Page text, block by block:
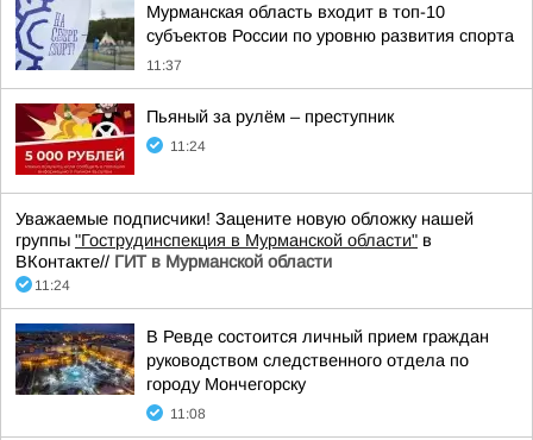
Мурманская область входит в топ-10
субъектов России по уровню развития спорта
11:37
Пьяный за рулём – преступник
11:24
Уважаемые подписчики! Зацените новую обложку нашей
группы "Гострудинспекция в Мурманской области" в
ВКонтакте// ГИТ в Мурманской области
11:24
В Ревде состоится личный прием граждан
руководством следственного отдела по
городу Мончегорску
11:08